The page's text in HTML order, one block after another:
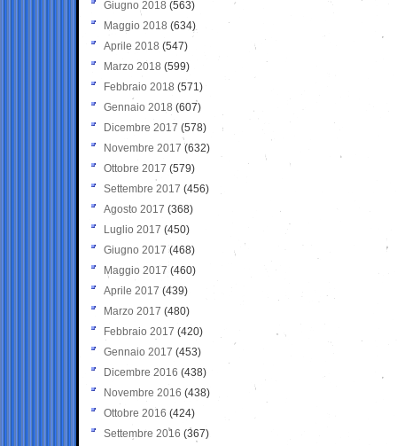
Giugno 2018 (563)
Maggio 2018 (634)
Aprile 2018 (547)
Marzo 2018 (599)
Febbraio 2018 (571)
Gennaio 2018 (607)
Dicembre 2017 (578)
Novembre 2017 (632)
Ottobre 2017 (579)
Settembre 2017 (456)
Agosto 2017 (368)
Luglio 2017 (450)
Giugno 2017 (468)
Maggio 2017 (460)
Aprile 2017 (439)
Marzo 2017 (480)
Febbraio 2017 (420)
Gennaio 2017 (453)
Dicembre 2016 (438)
Novembre 2016 (438)
Ottobre 2016 (424)
Settembre 2016 (367)